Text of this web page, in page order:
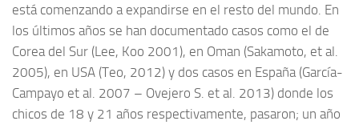
está comenzando a expandirse en el resto del mundo. En
los últimos años se han documentado casos como el de
Corea del Sur (Lee, Koo 2001), en Oman (Sakamoto, et al.
2005), en USA (Teo, 2012) y dos casos en España (García-
Campayo et al. 2007 – Ovejero S. et al. 2013) donde los
chicos de 18 y 21 años respectivamente, pasaron; un año